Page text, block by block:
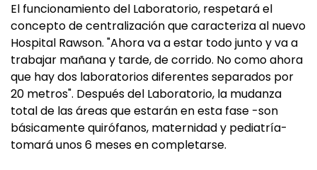
El funcionamiento del Laboratorio, respetará el
concepto de centralización que caracteriza al nuevo
Hospital Rawson. "Ahora va a estar todo junto y va a
trabajar mañana y tarde, de corrido. No como ahora
que hay dos laboratorios diferentes separados por
20 metros". Después del Laboratorio, la mudanza
total de las áreas que estarán en esta fase -son
básicamente quirófanos, maternidad y pediatría-
tomará unos 6 meses en completarse.